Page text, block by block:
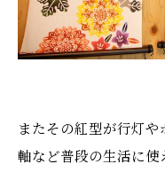
またその紅型が行灯
軸など普段の生活に